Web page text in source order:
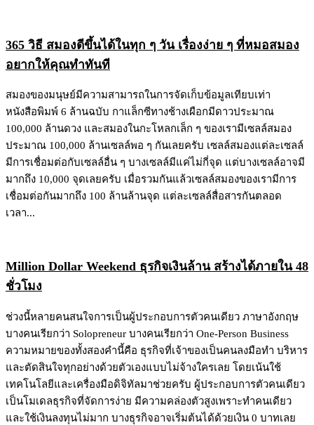
365 วิธี สมองดีขึ้นได้ในทุก ๆ วัน เรื่องง่าย ๆ ที่หมอสมอง
อยากให้คุณทำทันที
สมองของมนุษย์มีความสามารถในการจัดเก็บข้อมูลเทียบเท่า
หนังสือพิมพ์ 6 ล้านฉบับ กาแล็กซีทางช้างเผือกมีดาวประมาณ
100,000 ล้านดวง และสมองในกะโหลกเล็ก ๆ ของเรามีเซลล์สมอง
ประมาณ 100,000 ล้านเซลล์พอ ๆ กันเลยครับ เซลล์สมองแต่ละเซลล์
มีการเชื่อมต่อกับเซลล์อื่น ๆ บางเซลล์มีแค่ไม่กี่จุด แต่บางเซลล์อาจมี
มากถึง 10,000 จุดเลยครับ เมื่อรวมกันแล้วเซลล์สมองของเรามีการ
เชื่อมต่อกันมากถึง 100 ล้านล้านจุด แต่ละเซลล์สื่อสารกันตลอด
เวลา...
Million Dollar Weekend ธุรกิจเงินล้าน สร้างได้ภายใน 48
ชั่วโมง
ช่วงนี้หลายคนสนใจการเป็นผู้ประกอบการตัวคนเดียว ภาษาอังกฤษ
บางคนเรียกว่า Solopreneur บางคนเรียกว่า One-Person Business
ความหมายของทั้งสองคำนี้คือ ธุรกิจที่เจ้าของเป็นคนลงมือทำ บริหาร
และตัดสินใจทุกอย่างด้วยตัวเองแบบไม่จ้างใครเลย โดยเน้นใช้
เทคโนโลยีและเครื่องมือดิจิทัลมาช่วยครับ ผู้ประกอบการตัวคนเดียว
เป็นโมเดลธุรกิจที่จัดการง่าย มีความคล่องตัวสูงเพราะทำคนเดียว
และใช้เงินลงทุนไม่มาก บางธุรกิจอาจเริ่มต้นได้ด้วยเงิน 0 บาทเลย